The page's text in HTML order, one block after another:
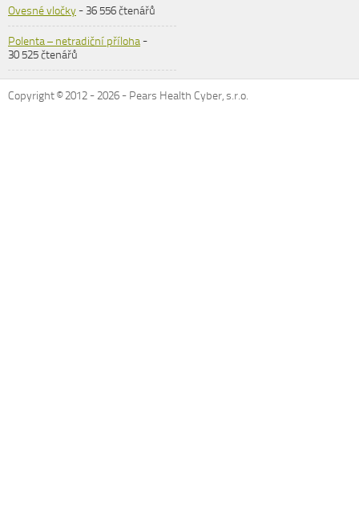
Ovesné vločky- 36 556 čtenářů
Polenta – netradiční příloha-
30 525 čtenářů
Copyright © 2012 -2026 - Pears Health Cyber, s.r.o.